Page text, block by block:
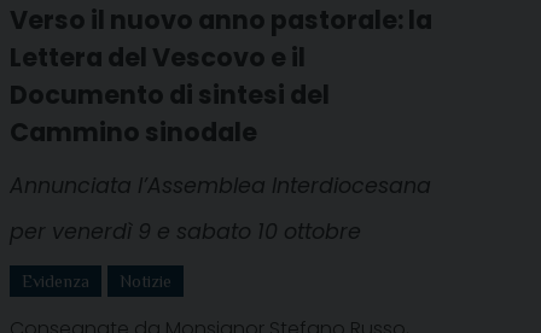
Verso il nuovo anno pastorale: la
Lettera del Vescovo e il
Documento di sintesi del
Cammino sinodale
Annunciata l’Assemblea Interdiocesana
per venerdì 9 e sabato 10 ottobre
Evidenza Notizie